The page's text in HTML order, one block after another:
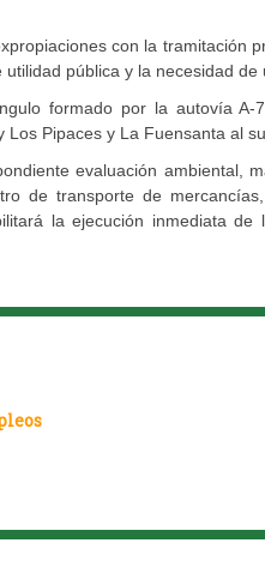
con la tramitación
pública y la necesidad de
formado por la autovía A-
Pipaces y La Fuensanta al
evaluación ambiental,
de transporte de
la ejecución inmediata